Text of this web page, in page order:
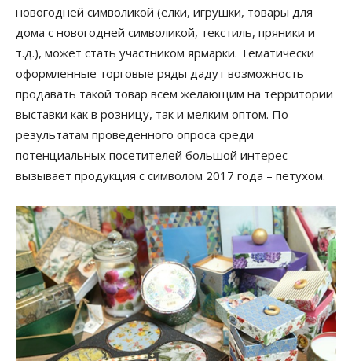
новогодней символикой (елки, игрушки, товары для
дома с новогодней символикой, текстиль, пряники и
т.д.), может стать участником ярмарки. Тематически
оформленные торговые ряды дадут возможность
продавать такой товар всем желающим на территории
выставки как в розницу, так и мелким оптом. По
результатам проведенного опроса среди
потенциальных посетителей большой интерес
вызывает продукция с символом 2017 года – петухом.